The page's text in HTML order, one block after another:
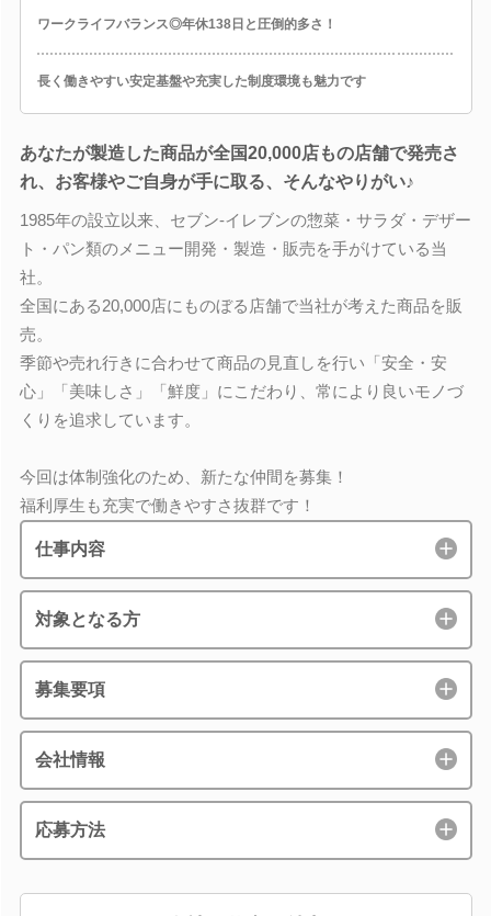
ワークライフバランス◎年休138日と圧倒的多さ！
長く働きやすい安定基盤や充実した制度環境も魅力です
あなたが製造した商品が全国20,000店もの店舗で発売さ
れ、お客様やご自身が手に取る、そんなやりがい♪
1985年の設立以来、セブン-イレブンの惣菜・サラダ・デザー
ト・パン類のメニュー開発・製造・販売を手がけている当
社。
全国にある20,000店にものぼる店舗で当社が考えた商品を販
売。
季節や売れ行きに合わせて商品の見直しを行い「安全・安
心」「美味しさ」「鮮度」にこだわり、常により良いモノづ
くりを追求しています。
今回は体制強化のため、新たな仲間を募集！
福利厚生も充実で働きやすさ抜群です！
仕事内容
対象となる方
募集要項
会社情報
応募方法